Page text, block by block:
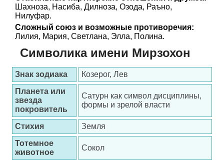
Шахноза, Насиба, Дилноза, Озода, Раъно,
Нилуфар.
Сложный союз и возможные противоречия:
Лилия, Мария, Светлана, Элла, Полина.
Символика имени Мирзохон
Знак зодиака
Козерог, Лев
Планета или
звезда
покровитель
Сатурн как символ дисциплины,
формы и зрелой власти
Стихия
Земля
Тотемное
животное
Сокол